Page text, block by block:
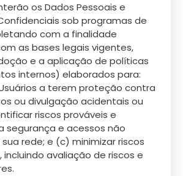
os Dados Pessoais e
sob programas de
com a finalidade
as bases legais vigentes,
e a aplicação de políticas
internos) elaborados para:
a terem proteção contra
ou divulgação acidentais ou
riscos prováveis e
segurança e acessos não
rede; e (c) minimizar riscos
incluindo avaliação de riscos e